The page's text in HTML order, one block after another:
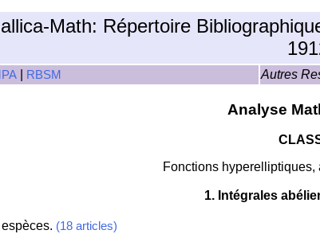
Math: Répertoire
RBSM Autres
Analyse
Fonctions
1. Intégrales
(18 articles)